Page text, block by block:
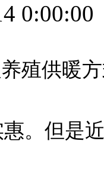
0:00:00
供暖方
。但是